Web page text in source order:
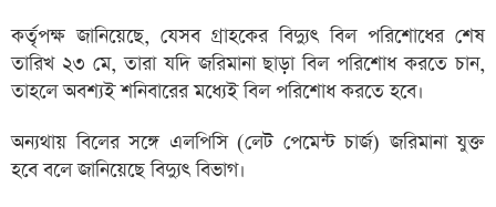
কর্তৃপক্ষ জানিয়েছে, যেসব গ্রাহকের বিদ্যুৎ বিল পরিশোধের শেষ
তারিখ ২৩ মে, তারা যদি জরিমানা ছাড়া বিল পরিশোধ করতে চান,
তাহলে অবশ্যই শনিবারের মধ্যেই বিল পরিশোধ করতে হবে।
অন্যথায় বিলের সঙ্গে এলপিসি (লেট পেমেন্ট চার্জ) জরিমানা যুক্ত
হবে বলে জানিয়েছে বিদ্যুৎ বিভাগ।